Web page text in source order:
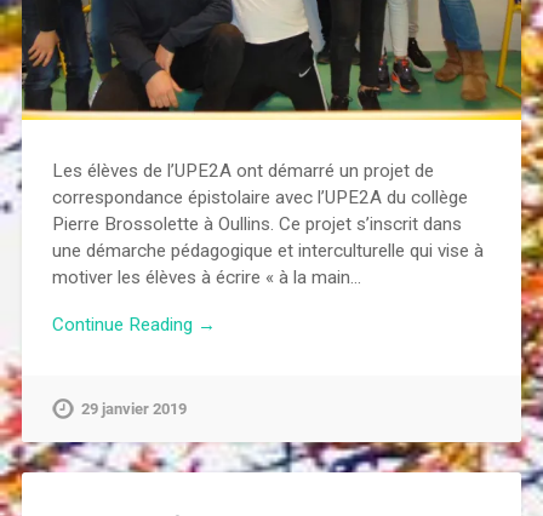
Les élèves de l’UPE2A ont démarré un projet de
correspondance épistolaire avec l’UPE2A du collège
Pierre Brossolette à Oullins. Ce projet s’inscrit dans
une démarche pédagogique et interculturelle qui vise à
motiver les élèves à écrire « à la main…
Continue Reading →
29 janvier 2019